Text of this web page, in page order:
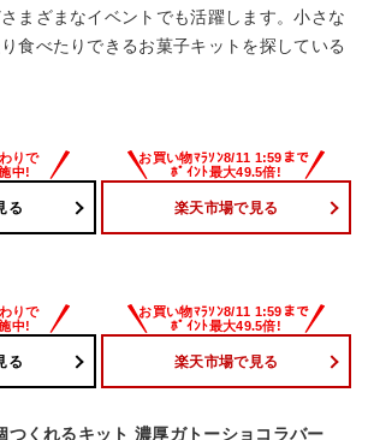
まざまなイベントでも活躍します。小さな
食べたりできるお菓子キットを探している
る 楽天市場で見る
る 楽天市場で見る
つくれるキット 濃厚ガトーショコラバー